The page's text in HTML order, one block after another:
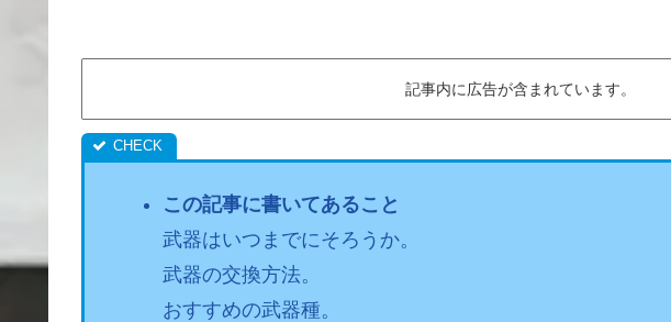
記事内に広告が含まれています。
この記事に書いてあること
武器はいつまでにそろうか。
武器の交換方法。
おすすめの武器種。